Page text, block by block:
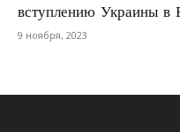
вступлению Украины в
9 ноября, 2023